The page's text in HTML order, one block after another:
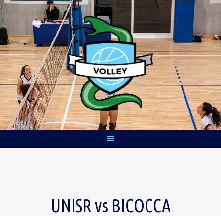
Skip
to
content
UNISR vs BICOCCA